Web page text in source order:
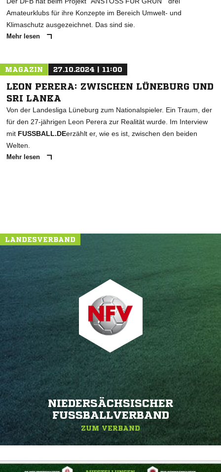
Amateurklubs für ihre Konzepte im Bereich Umwelt- und
Klimaschutz ausgezeichnet. Das sind sie.
Mehr lesen
MAGAZIN 27.10.2024 | 11:00
LEON PERERA: ZWISCHEN LÜNEBURG UND
SRI LANKA
Von der Landesliga Lüneburg zum Nationalspieler. Ein Traum, der
für den 27-jährigen Leon Perera zur Realität wurde. Im Interview
mit FUSSBALL.DEerzählt er, wie es ist, zwischen den beiden
Welten.
Mehr lesen
LANDESVERBAND
NIEDERSÄCHSISCHER
FUSSBALLVERBAND
ZUM VERBAND